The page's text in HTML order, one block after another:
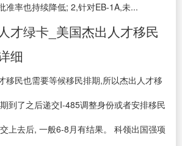
准率也持续降低; 2,针对EB-1A,未...
才绿卡_美国杰出人才移民
细
移民也需要等候移民排期,所以杰出人才移
到了之后递交I-485调整身份或者安排移民
上去后, 一般6-8月有结果。 科领出国强项